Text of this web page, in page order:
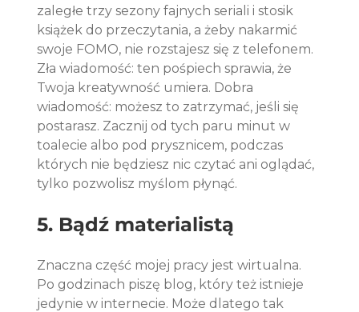
zaległe trzy sezony fajnych seriali i stosik
książek do przeczytania, a żeby nakarmić
swoje FOMO, nie rozstajesz się z telefonem.
Zła wiadomość: ten pośpiech sprawia, że
Twoja kreatywność umiera. Dobra
wiadomość: możesz to zatrzymać, jeśli się
postarasz. Zacznij od tych paru minut w
toalecie albo pod prysznicem, podczas
których nie będziesz nic czytać ani oglądać,
tylko pozwolisz myślom płynąć.
5. Bądź materialistą
Znaczna część mojej pracy jest wirtualna.
Po godzinach piszę blog, który też istnieje
jedynie w internecie. Może dlatego tak